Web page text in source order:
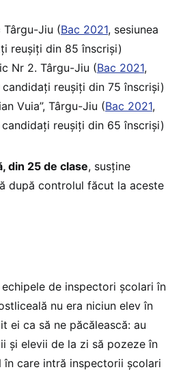
Târgu-Jiu (Bac 2021, sesiunea
reușiți din 85 înscriși)
Nr 2. Târgu-Jiu (Bac 2021,
candidați reușiți din 75 înscriși)
Vuia”, Târgu-Jiu (Bac 2021,
candidați reușiți din 65 înscriși)
din 25 de clase, susține
după controlul făcut la aceste
de inspectori școlari în
nu era niciun elev în
ei ca să ne păcălească: au
și elevii de la zi să pozeze în
în care intră inspectorii școlari